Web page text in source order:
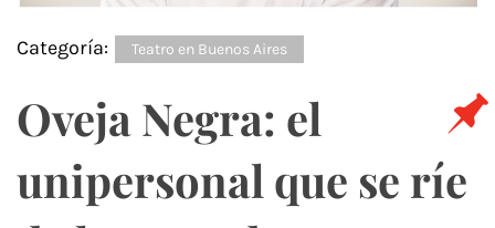
Categoría: Teatro en Buenos Aires
Oveja Negra: el
unipersonal que se ríe